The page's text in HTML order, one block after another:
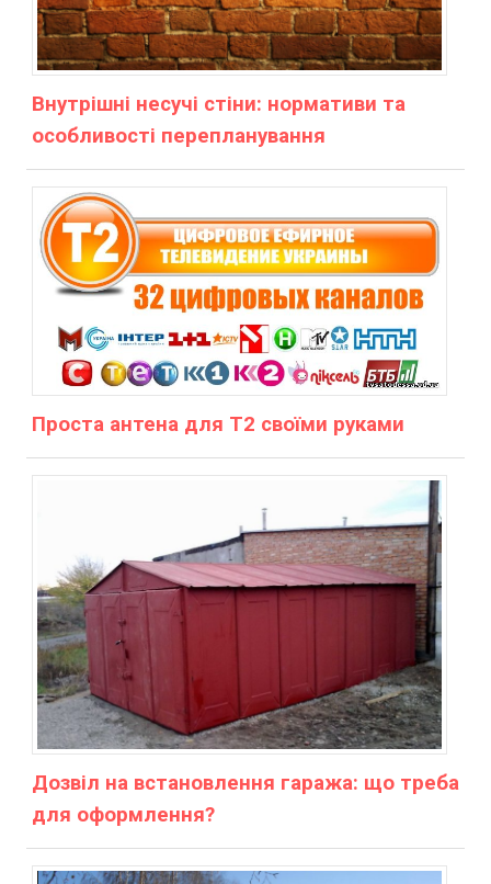
Внутрішні несучі стіни: нормативи та
особливості перепланування
Проста антена для Т2 своїми руками
Дозвіл на встановлення гаража: що треба
для оформлення?